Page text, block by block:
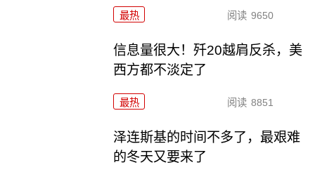
最热 阅读 9650
信息量很大！歼20越肩反杀，美
西方都不淡定了
最热 阅读 8851
泽连斯基的时间不多了，最艰难
的冬天又要来了